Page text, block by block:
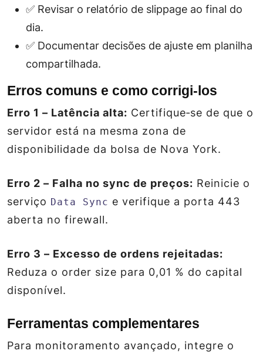
✅ Revisar o relatório de slippage ao final do
dia.
✅ Documentar decisões de ajuste em planilha
compartilhada.
Erros comuns e como corrigi‑los
Erro 1 – Latência alta: Certifique‑se de que o
servidor está na mesma zona de
disponibilidade da bolsa de Nova York.
Erro 2 – Falha no sync de preços: Reinicie o
serviço Data Sync e verifique a porta 443
aberta no firewall.
Erro 3 – Excesso de ordens rejeitadas:
Reduza o order size para 0,01 % do capital
disponível.
Ferramentas complementares
Para monitoramento avançado, integre o